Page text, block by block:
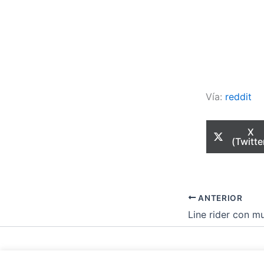
Vía: reddit
en
X
ANTERIOR
Line rider con